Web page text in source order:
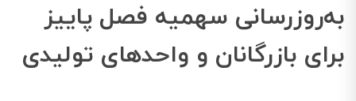
به‌روزرسانی سهمیه فصل پاییز
برای بازرگانان و واحدهای تولیدی